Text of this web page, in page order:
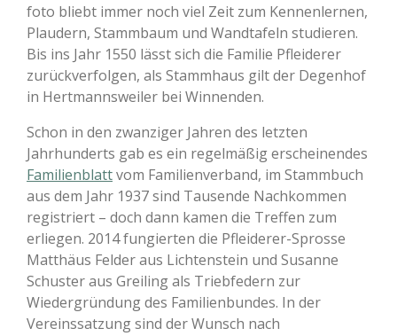
foto bliebt immer noch viel Zeit zum Kennenlernen,
Plaudern, Stammbaum und Wandtafeln studieren.
Bis ins Jahr 1550 lässt sich die Familie Pfleiderer
zurückverfolgen, als Stammhaus gilt der Degenhof
in Hertmannsweiler bei Winnenden.
Schon in den zwanziger Jahren des letzten
Jahrhunderts gab es ein regelmäßig erscheinendes
Familienblattvom Familienverband, im Stammbuch
aus dem Jahr 1937 sind Tausende Nachkommen
registriert – doch dann kamen die Treffen zum
erliegen. 2014 fungierten die Pfleiderer-Sprosse
Matthäus Felder aus Lichtenstein und Susanne
Schuster aus Greiling als Triebfedern zur
Wiedergründung des Familienbundes. In der
Vereinssatzung sind der Wunsch nach